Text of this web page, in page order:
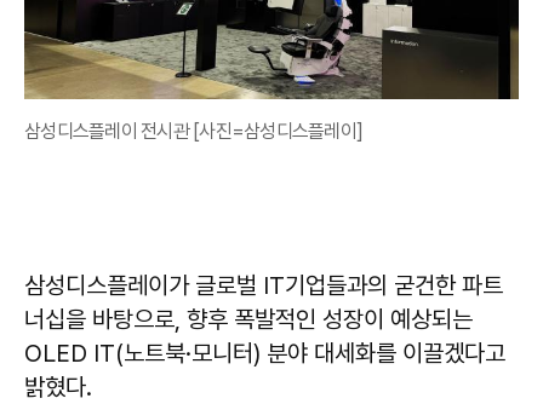
삼성디스플레이 전시관 [사진=삼성디스플레이]
삼성디스플레이가 글로벌 IT기업들과의 굳건한 파트
너십을 바탕으로, 향후 폭발적인 성장이 예상되는
OLED IT(노트북·모니터) 분야 대세화를 이끌겠다고
밝혔다.